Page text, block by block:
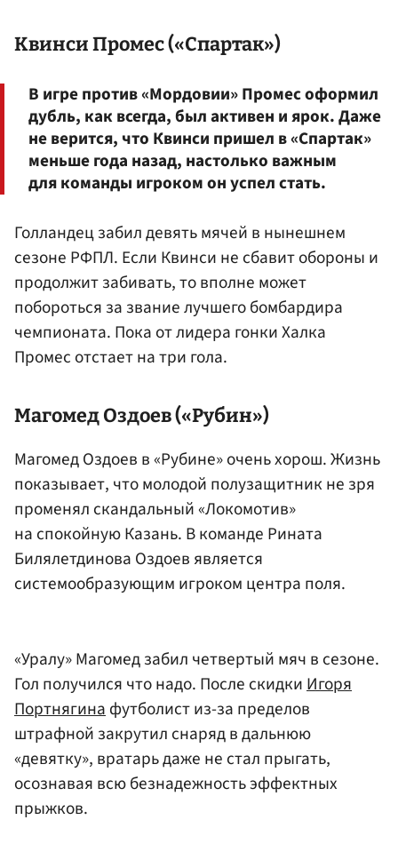
Квинси Промес («Спартак»)
В игре против «Мордовии» Промес оформил
дубль, как всегда, был активен и ярок. Даже
не верится, что Квинси пришел в «Спартак»
меньше года назад, настолько важным
для команды игроком он успел стать.
Голландец забил девять мячей в нынешнем
сезоне РФПЛ. Если Квинси не сбавит обороны и
продолжит забивать, то вполне может
побороться за звание лучшего бомбардира
чемпионата. Пока от лидера гонки Халка
Промес отстает на три гола.
МагомедОздоев(«Рубин»)
Магомед Оздоев в «Рубине» очень хорош. Жизнь
показывает, что молодой полузащитник не зря
променял скандальный «Локомотив»
на спокойную Казань. В команде Рината
Билялетдинова Оздоев является
системообразующим игроком центра поля.
«Уралу» Магомед забил четвертый мяч в сезоне.
Гол получился что надо. После скидкиИгоря
Портнягинафутболист из-за пределов
штрафной закрутил снаряд в дальнюю
«девятку», вратарь даже не стал прыгать,
осознавая всю безнадежность эффектных
прыжков.